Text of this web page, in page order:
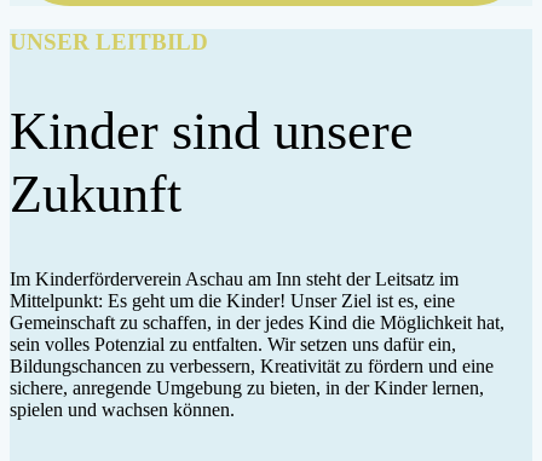
UNSER LEITBILD
Kinder sind unsere
Zukunft
Im Kinderförderverein Aschau am Inn steht der Leitsatz im
Mittelpunkt: Es geht um die Kinder! Unser Ziel ist es, eine
Gemeinschaft zu schaffen, in der jedes Kind die Möglichkeit hat,
sein volles Potenzial zu entfalten. Wir setzen uns dafür ein,
Bildungschancen zu verbessern, Kreativität zu fördern und eine
sichere, anregende Umgebung zu bieten, in der Kinder lernen,
spielen und wachsen können.